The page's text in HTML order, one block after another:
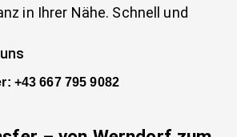
in Ihrer Nähe. Schnell und
: +43 667 795 9082